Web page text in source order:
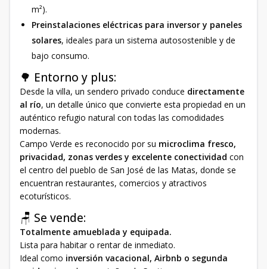
m²).
Preinstalaciones eléctricas para inversor y paneles
solares, ideales para un sistema autosostenible y de
bajo consumo.
🌳 Entorno y plus:
Desde la villa, un sendero privado conduce directamente
al río, un detalle único que convierte esta propiedad en un
auténtico refugio natural con todas las comodidades
modernas.
Campo Verde es reconocido por su microclima fresco,
privacidad, zonas verdes y excelente conectividad con
el centro del pueblo de San José de las Matas, donde se
encuentran restaurantes, comercios y atractivos
ecoturísticos.
🪑 Se vende:
Totalmente amueblada y equipada.
Lista para habitar o rentar de inmediato.
Ideal como inversión vacacional, Airbnb o segunda